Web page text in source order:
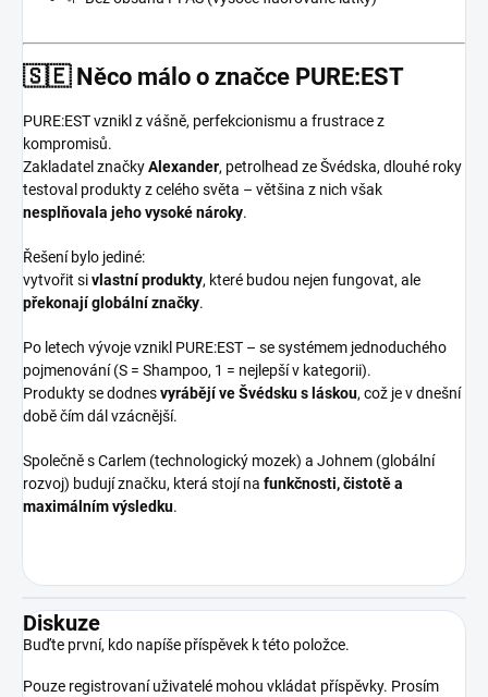
🇸🇪 Něco málo o značce PURE:EST
PURE:EST vznikl z vášně, perfekcionismu a frustrace z
kompromisů.
Zakladatel značkyAlexander, petrolhead ze Švédska, dlouhé roky
testoval produkty z celého světa – většina z nich však
nesplňovala jeho vysoké nároky.
Řešení bylo jediné:
vytvořit sivlastní produkty, které budou nejen fungovat, ale
překonají globální značky.
Po letech vývoje vznikl PURE:EST – se systémem jednoduchého
pojmenování (S = Shampoo, 1 = nejlepší v kategorii).
Produkty se dodnesvyrábějí ve Švédsku s láskou, což je v dnešní
době čím dál vzácnější.
Společně s Carlem (technologický mozek) a Johnem (globální
rozvoj) budují značku, která stojí na funkčnosti, čistotě a
maximálním výsledku.
Diskuze
Buďte první, kdo napíše příspěvek k této položce.
Pouze registrovaní uživatelé mohou vkládat příspěvky. Prosím